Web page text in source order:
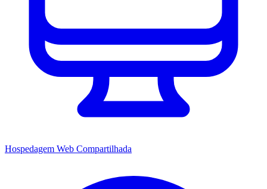
Hospedagem Web Compartilhada